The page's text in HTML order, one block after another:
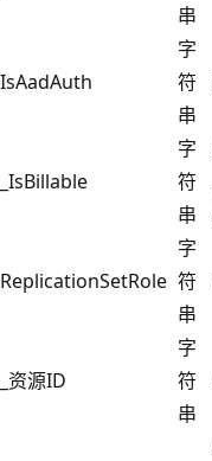
串
IsAadAuth
字
符
串
_IsBillable
字
符
串
ReplicationSetRole
字
符
串
_资源ID
字
符
串